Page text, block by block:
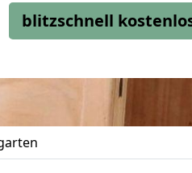
blitzschnell